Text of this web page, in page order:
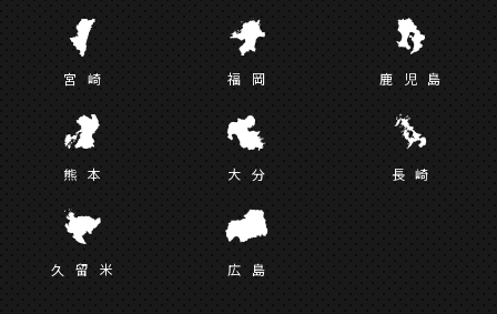
宮 崎 福 岡 鹿児 島
熊 本 大 分 長崎
久留 米 広 島